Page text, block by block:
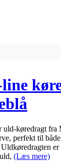
uld-køredragt fra
perfekt til
Uldkøredragten
(Læs mere)